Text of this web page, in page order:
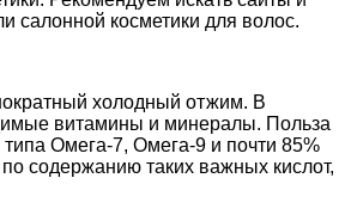
салонной косметики для волос.
холодный отжим. В
витамины и минералы. Польза
Омега-7, Омега-9 и почти 85%
содержанию таких важных кислот,